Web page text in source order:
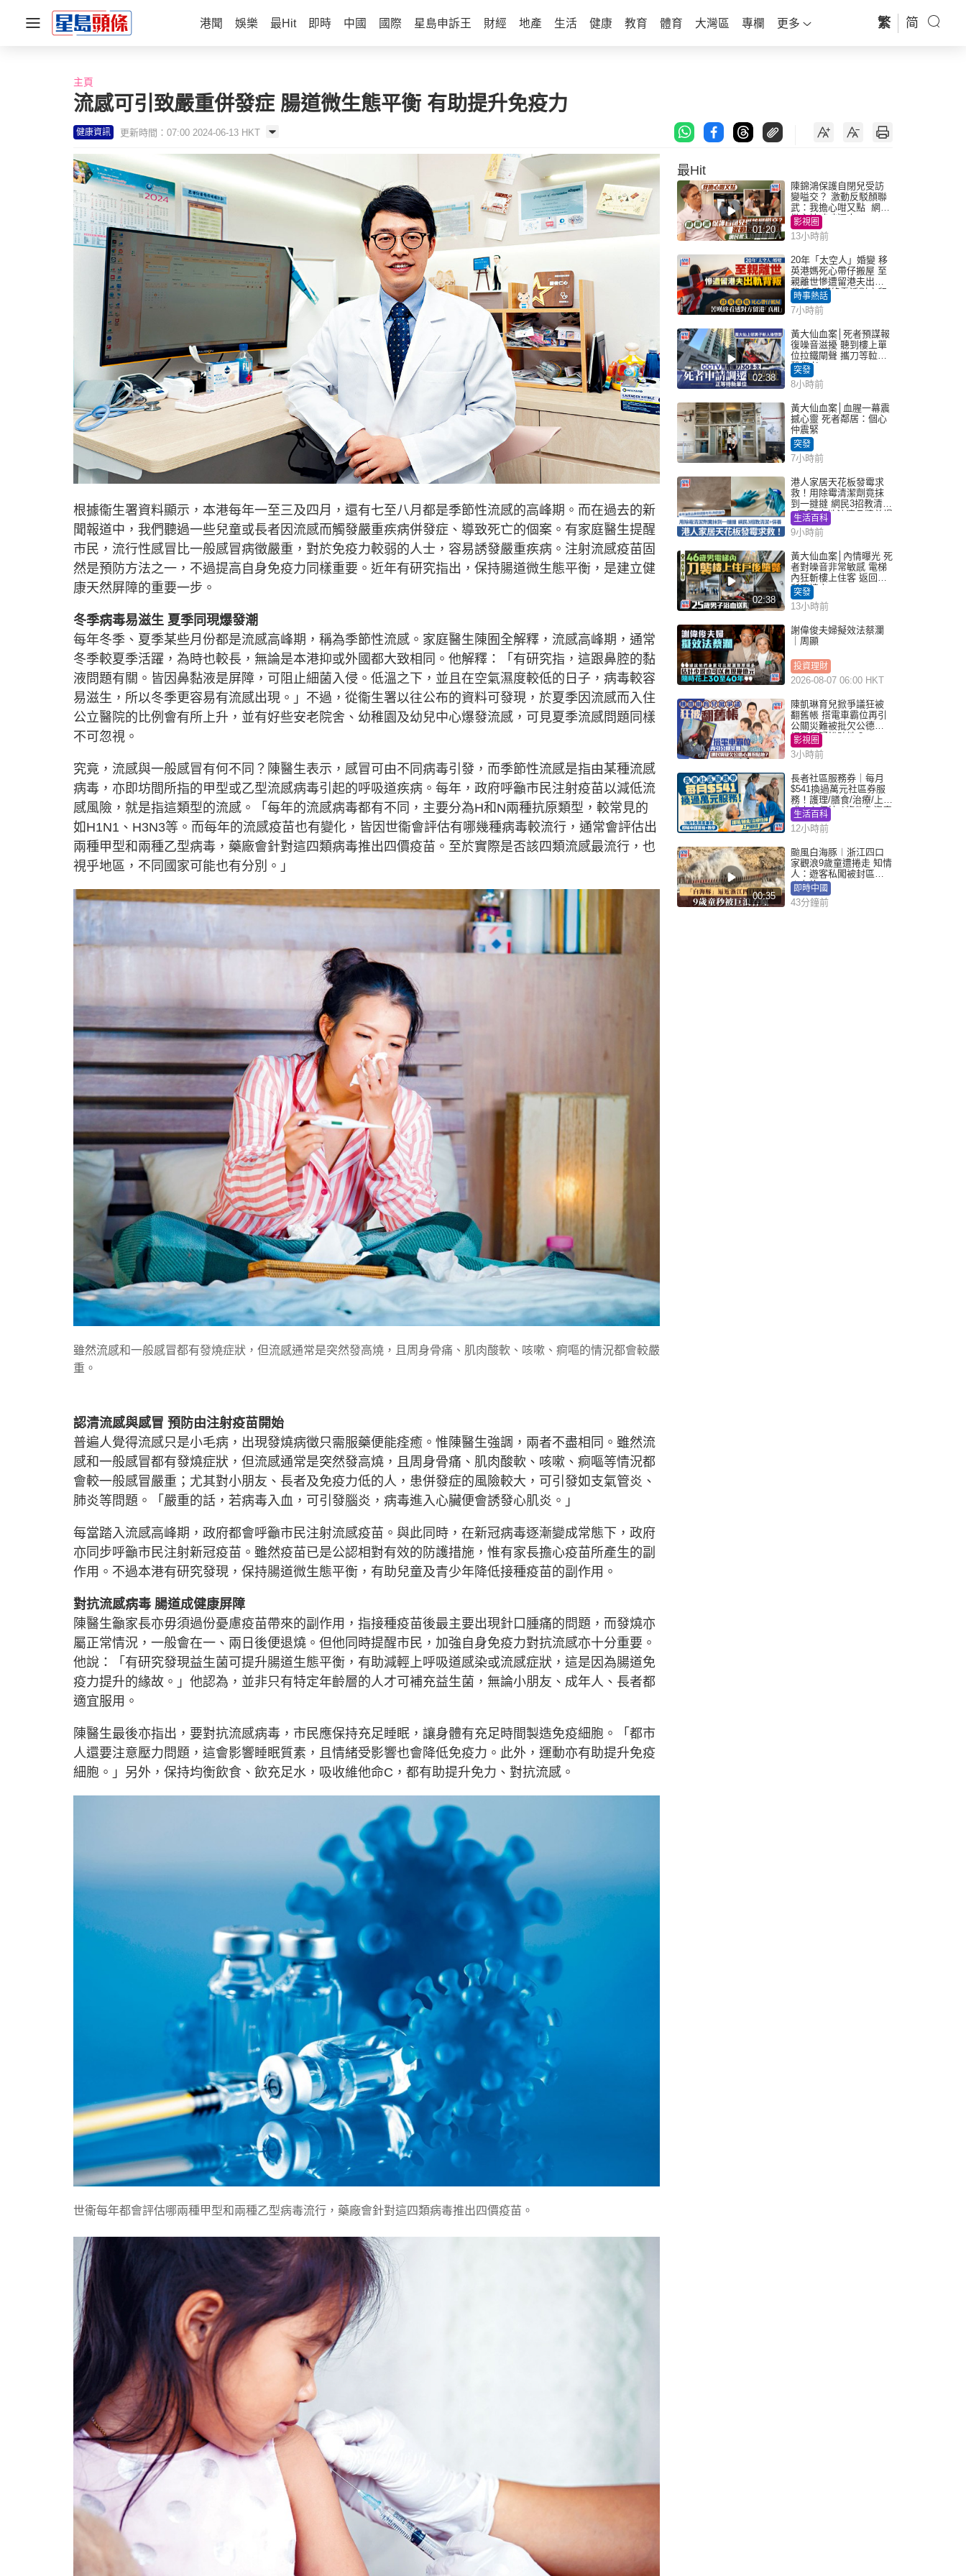
港聞 娛樂 最Hit 即時 中國 國際 星島申訴王 財經 地產 生活 健康 教育 體育 大灣區 專欄 更多 繁 简
主頁
流感可引致嚴重併發症 腸道微生態平衡 有助提升免疫力
健康資訊 更新時間：07:00 2024-06-13 HKT
根據衞生署資料顯示，本港每年一至三及四月，還有七至八月都是季節性流感的高峰期。而在過去的新
聞報道中，我們聽過一些兒童或長者因流感而觸發嚴重疾病併發症、導致死亡的個案。有家庭醫生提醒
市民，流行性感冒比一般感冒病徵嚴重，對於免疫力較弱的人士，容易誘發嚴重疾病。注射流感疫苗固
然是預防方法之一，不過提高自身免疫力同樣重要。近年有研究指出，保持腸道微生態平衡，是建立健
康天然屏障的重要一步。
冬季病毒易滋生 夏季同現爆發潮
每年冬季、夏季某些月份都是流感高峰期，稱為季節性流感。家庭醫生陳囿全解釋，流感高峰期，通常
冬季較夏季活躍，為時也較長，無論是本港抑或外國都大致相同。他解釋：「有研究指，這跟鼻腔的黏
液問題有關。皆因鼻黏液是屏障，可阻止細菌入侵。低溫之下，並且在空氣濕度較低的日子，病毒較容
易滋生，所以冬季更容易有流感出現。」不過，從衞生署以往公布的資料可發現，於夏季因流感而入住
公立醫院的比例會有所上升，並有好些安老院舍、幼稚園及幼兒中心爆發流感，可見夏季流感問題同樣
不可忽視。
究竟，流感與一般感冒有何不同？陳醫生表示，感冒可由不同病毒引發，而季節性流感是指由某種流感
病毒，亦即坊間所指的甲型或乙型流感病毒引起的呼吸道疾病。每年，政府呼籲市民注射疫苗以減低流
感風險，就是指這類型的流感。「每年的流感病毒都有不同，主要分為H和N兩種抗原類型，較常見的
如H1N1、H3N3等。而每年的流感疫苗也有變化，皆因世衞會評估有哪幾種病毒較流行，通常會評估出
兩種甲型和兩種乙型病毒，藥廠會針對這四類病毒推出四價疫苗。至於實際是否該四類流感最流行，也
視乎地區，不同國家可能也有分別。」
雖然流感和一般感冒都有發燒症狀，但流感通常是突然發高燒，且周身骨痛、肌肉酸軟、咳嗽、痾嘔的情況都會較嚴
重。
認清流感與感冒 預防由注射疫苗開始
普遍人覺得流感只是小毛病，出現發燒病徵只需服藥便能痊癒。惟陳醫生強調，兩者不盡相同。雖然流
感和一般感冒都有發燒症狀，但流感通常是突然發高燒，且周身骨痛、肌肉酸軟、咳嗽、痾嘔等情況都
會較一般感冒嚴重；尤其對小朋友、長者及免疫力低的人，患併發症的風險較大，可引發如支氣管炎、
肺炎等問題。「嚴重的話，若病毒入血，可引發腦炎，病毒進入心臟便會誘發心肌炎。」
每當踏入流感高峰期，政府都會呼籲市民注射流感疫苗。與此同時，在新冠病毒逐漸變成常態下，政府
亦同步呼籲市民注射新冠疫苗。雖然疫苗已是公認相對有效的防護措施，惟有家長擔心疫苗所產生的副
作用。不過本港有研究發現，保持腸道微生態平衡，有助兒童及青少年降低接種疫苗的副作用。
對抗流感病毒 腸道成健康屏障
陳醫生籲家長亦毋須過份憂慮疫苗帶來的副作用，指接種疫苗後最主要出現針口腫痛的問題，而發燒亦
屬正常情況，一般會在一、兩日後便退燒。但他同時提醒市民，加強自身免疫力對抗流感亦十分重要。
他說：「有研究發現益生菌可提升腸道生態平衡，有助減輕上呼吸道感染或流感症狀，這是因為腸道免
疫力提升的緣故。」他認為，並非只有特定年齡層的人才可補充益生菌，無論小朋友、成年人、長者都
適宜服用。
陳醫生最後亦指出，要對抗流感病毒，市民應保持充足睡眠，讓身體有充足時間製造免疫細胞。「都市
人還要注意壓力問題，這會影響睡眠質素，且情緒受影響也會降低免疫力。此外，運動亦有助提升免疫
細胞。」另外，保持均衡飲食、飲充足水，吸收維他命C，都有助提升免力、對抗流感。
世衞每年都會評估哪兩種甲型和兩種乙型病毒流行，藥廠會針對這四類病毒推出四價疫苗。
最Hit
01:20
陳錦鴻保護自閉兒受訪
變嗌交？ 激動反駁顏聯
武：我擔心咁又點 網民
批主持咄咄逼人
影視圈
13小時前
20年「太空人」婚變 移
英港媽死心帶仔搬屋 至
親離世慘遭留港夫出軌
背叛 苦嘆終看透對方留
港「真相」｜Juicy叮
時事熱話
7小時前
02:38
黃大仙血案│死者預謀報
復噪音滋擾 聽到樓上單
位拉鐵閘聲 攜刀等𨋢伏
擊傷者
突發
8小時前
黃大仙血案│血腥一幕震
撼心靈 死者鄰居：個心
仲震緊
突發
7小時前
港人家居天花板發霉求
救！用除霉清潔劑竟抹
到一撻撻 網民3招教清潔
+保養 本地油漆品牌曾提
醒勿用1物防變色
生活百科
9小時前
02:38
黃大仙血案│內情曝光 死
者對噪音非常敏感 電梯
內狂斬樓上住客 返回住
所墮樓亡
突發
13小時前
謝偉俊夫婦擬效法蔡瀾
｜周顯
投資理財
2026-08-07 06:00 HKT
陳凱琳育兒掀爭議狂被
翻舊帳 搭電車霸位再引
公關災難被批欠公德心
網民質疑扮貼地？
影視圈
3小時前
長者社區服務券｜每月
$541換過萬元社區券服
務！護理/膳食/治療/上門
或中心任揀 1條件免資產
審查（附申請資格及教
學）
生活百科
12小時前
00:35
颱風白海豚︱浙江四口
家觀浪9歲童遭捲走 知情
人：遊客私闖被封區域
︱有片
即時中國
43分鐘前